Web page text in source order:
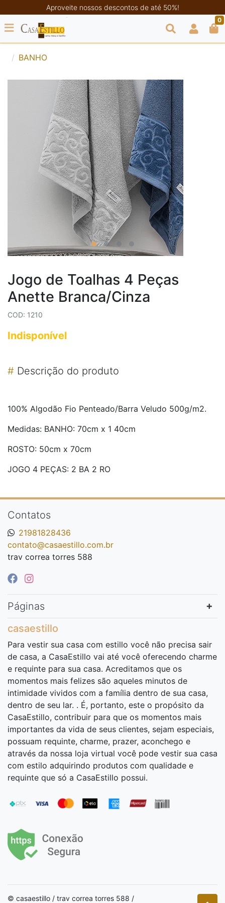
Aproveite nossos descontos de até 50%!
0
BANHO
Jogo de Toalhas 4 Peças
Anette Branca/Cinza
COD: 1210
Indisponível
# Descrição do produto
100% Algodão Fio Penteado/Barra Veludo 500g/m2.
Medidas: BANHO: 70cm x 1 40cm
ROSTO: 50cm x 70cm
JOGO 4 PEÇAS: 2 BA 2 RO
Contatos
21981828436
contato@casaestillo.com.br
trav correa torres 588
Páginas
casaestillo
Para vestir sua casa com estillo você não precisa sair
de casa, a CasaEstillo vai até você oferecendo charme
e requinte para sua casa. Acreditamos que os
momentos mais felizes são aqueles minutos de
intimidade vividos com a família dentro de sua casa,
dentro de seu lar. . É, portanto, este o propósito da
CasaEstillo, contribuir para que os momentos mais
importantes da vida de seus clientes, sejam especiais,
possuam requinte, charme, prazer, aconchego e
através da nossa loja virtual você pode vestir sua casa
com estilo adquirindo produtos com qualidade e
requinte que só a CasaEstillo possui.
© casaestillo / trav correa torres 588 /